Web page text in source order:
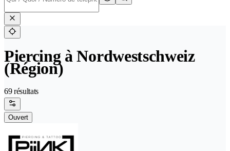
Piercing à Nordwestschweiz
(Région)
69 résultats
Ouvert